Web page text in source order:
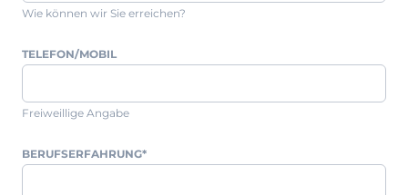
Wie können wir Sie erreichen?
TELEFON/MOBIL
Freiweillige Angabe
BERUFSERFAHRUNG*